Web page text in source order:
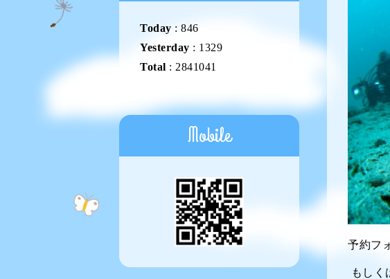
予約フ
もしく
Today : 846
Yesterday : 1329
Total : 2841041
Mobile